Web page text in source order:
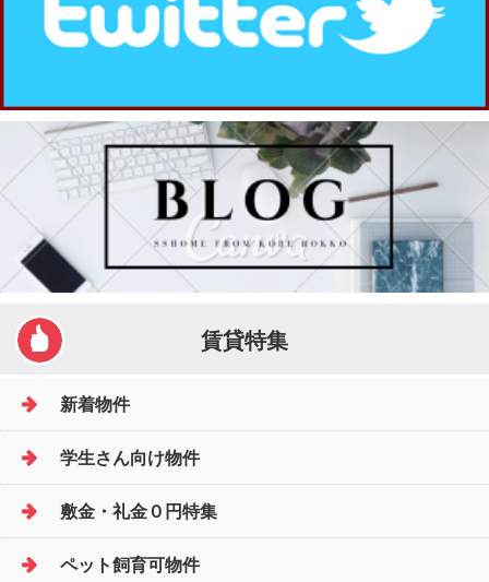
賃貸特集
新着物件
学生さん向け物件
敷金・礼金０円特集
ペット飼育可物件